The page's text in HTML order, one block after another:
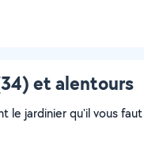
et alentours
jardinier qu'il vous faut